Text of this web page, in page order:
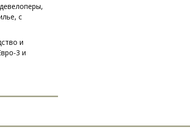
с
и
3 и